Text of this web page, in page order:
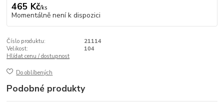
465 Kč/ks
Momentálně není k dispozici
Číslo produktu:
21114
Velikost:
104
Hlídat cenu / dostupnost
Do oblíbených
Podobné produkty